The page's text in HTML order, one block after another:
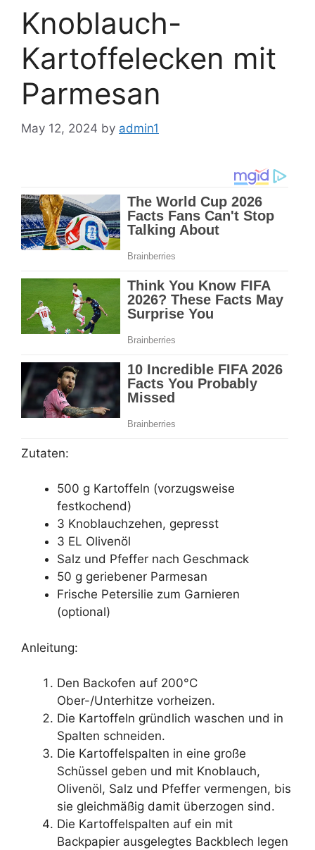
Knoblauch-
Kartoffelecken mit
Parmesan
May 12, 2024 by admin1
Zutaten:
500 g Kartoffeln (vorzugsweise
festkochend)
3 Knoblauchzehen, gepresst
3 EL Olivenöl
Salz und Pfeffer nach Geschmack
50 g geriebener Parmesan
Frische Petersilie zum Garnieren
(optional)
Anleitung:
Den Backofen auf 200°C
Ober-/Unterhitze vorheizen.
Die Kartoffeln gründlich waschen und in
Spalten schneiden.
Die Kartoffelspalten in eine große
Schüssel geben und mit Knoblauch,
Olivenöl, Salz und Pfeffer vermengen, bis
sie gleichmäßig damit überzogen sind.
Die Kartoffelspalten auf ein mit
Backpapier ausgelegtes Backblech legen